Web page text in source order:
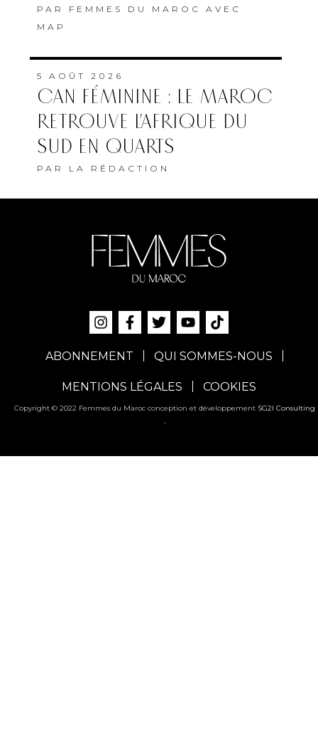
PAR FEMMES DU MAROC AVEC
MAP
5 AOÛT 2026
CAN FÉMININE : LE MAROC
RETROUVE L’AFRIQUE DU
SUD EN QUARTS
PAR LA RÉDACTION
ABONNEMENT QUI SOMMES-NOUS
MENTIONS LÉGALES COOKIES
Copyright © 2022 Femmes du Maroc conception et développement SG2I Consulting